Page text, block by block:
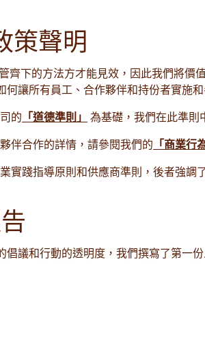
策聲明
齊下的方法方才能見效，因此我們將
何讓所有員工、合作夥伴和持份者實施
的 「道德準則」 為基礎，我們在此準則
伴合作的詳情，請參閱我們的 「商業行
實踐指導原則和供應商準則，後者強調
倡議和行動的透明度，我們撰寫了第一